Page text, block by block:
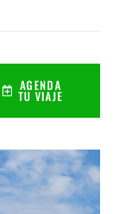
AGENDA
TU VIAJE